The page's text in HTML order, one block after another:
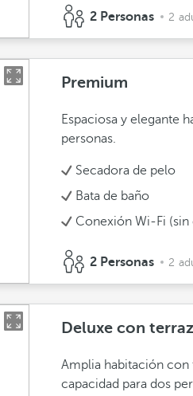
2 Personas 2
Premium
Espaciosa y elegante
personas.
Secadora de pelo
Bata de baño
Conexión Wi-Fi (sin
2 Personas 2
Deluxe con
Amplia habitación con
capacidad para dos